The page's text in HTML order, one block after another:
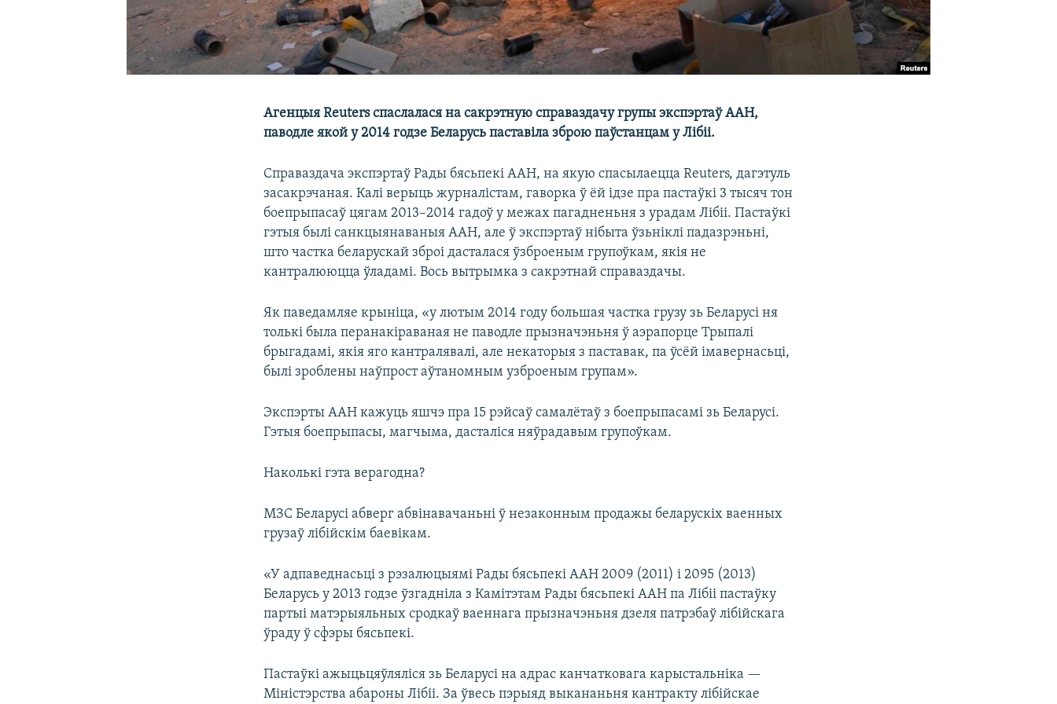
Агенцыя Reuters спаслалася на сакрэтную справаздачу групы экспэртаў ААН,
паводле якой у 2014 годзе Беларусь паставіла зброю паўстанцам у Лібіі.
Справаздача экспэртаў Рады бясьпекі ААН, на якую спасылаецца Reuters, дагэтуль
засакрэчаная. Калі верыць журналістам, гаворка ў ёй ідзе пра пастаўкі 3 тысяч тон
боепрыпасаў цягам 2013–2014 гадоў у межах пагадненьня з урадам Лібіі. Пастаўкі
гэтыя былі санкцыянаваныя ААН, але ў экспэртаў нібыта ўзьніклі падазрэньні,
што частка беларускай зброі дасталася ўзброеным групоўкам, якія не
кантралююцца ўладамі. Вось вытрымка з сакрэтнай справаздачы.
Як паведамляе крыніца, «у лютым 2014 году большая частка грузу зь Беларусі ня
толькі была перанакіраваная не паводле прызначэньня ў аэрапорце Трыпалі
брыгадамі, якія яго кантралявалі, але некаторыя з паставак, па ўсёй імавернасьці,
былі зроблены наўпрост аўтаномным узброеным групам».
Экспэрты ААН кажуць яшчэ пра 15 рэйсаў самалётаў з боепрыпасамі зь Беларусі.
Гэтыя боепрыпасы, магчыма, дасталіся няўрадавым групоўкам.
Наколькі гэта верагодна?
МЗС Беларусі абверг абвінавачаньні ў незаконным продажы беларускіх ваенных
грузаў лібійскім баевікам.
«У адпаведнасьці з рэзалюцыямі Рады бясьпекі ААН 2009 (2011) і 2095 (2013)
Беларусь у 2013 годзе ўзгадніла з Камітэтам Рады бясьпекі ААН па Лібіі пастаўку
партыі матэрыяльных сродкаў ваеннага прызначэньня дзеля патрэбаў лібійскага
ўраду ў сфэры бясьпекі.
Пастаўкі ажыцьцяўляліся зь Беларусі на адрас канчатковага карыстальніка —
Міністэрства абароны Лібіі. За ўвесь пэрыяд выкананьня кантракту лібійскае